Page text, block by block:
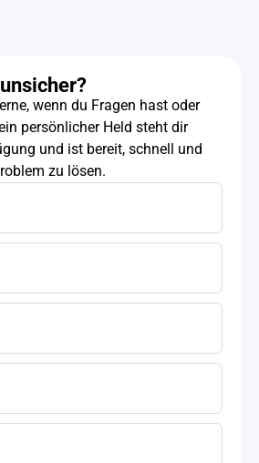
wenn du Fragen hast oder
persönlicher Held steht dir
und ist bereit, schnell und
zu lösen.